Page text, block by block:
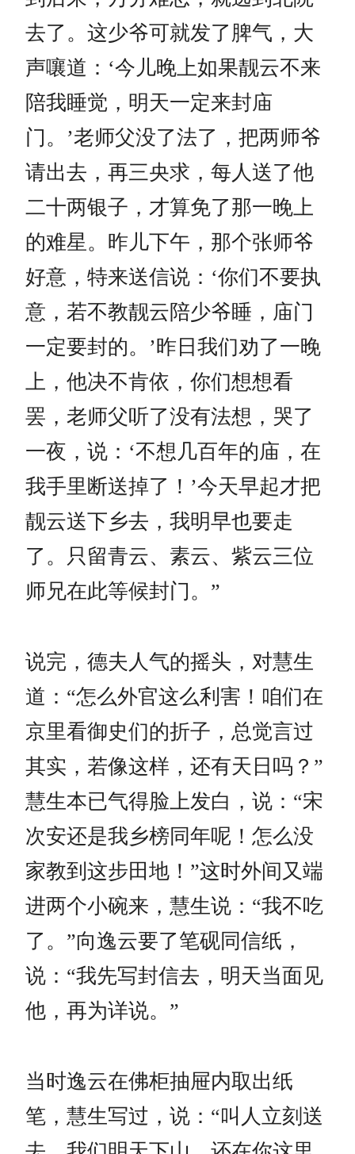
去了。这少爷可就发了脾气，大
声嚷道：‘今儿晚上如果靓云不来
陪我睡觉，明天一定来封庙
门。’老师父没了法了，把两师爷
请出去，再三央求，每人送了他
二十两银子，才算免了那一晚上
的难星。昨儿下午，那个张师爷
好意，特来送信说：‘你们不要执
意，若不教靓云陪少爷睡，庙门
一定要封的。’昨日我们劝了一晚
上，他决不肯依，你们想想看
罢，老师父听了没有法想，哭了
一夜，说：‘不想几百年的庙，在
我手里断送掉了！’今天早起才把
靓云送下乡去，我明早也要走
了。只留青云、素云、紫云三位
师兄在此等候封门。”
说完，德夫人气的摇头，对慧生
道：“怎么外官这么利害！咱们在
京里看御史们的折子，总觉言过
其实，若像这样，还有天日吗？”
慧生本已气得脸上发白，说：“宋
次安还是我乡榜同年呢！怎么没
家教到这步田地！”这时外间又端
进两个小碗来，慧生说：“我不吃
了。”向逸云要了笔砚同信纸，
说：“我先写封信去，明天当面见
他，再为详说。”
当时逸云在佛柜抽屉内取出纸
笔，慧生写过，说：“叫人立刻送